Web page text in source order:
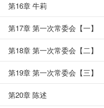
第16章 牛莉
第17章 第一次常委会【一】
第18章 第一次常委会【二】
第19章 第一次常委会【三】
第20章 陈述